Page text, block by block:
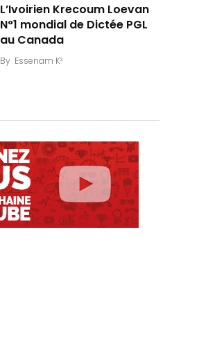
L’Ivoirien Krecoum Loevan
N°1 mondial de Dictée PGL
au Canada
By Essenam K²